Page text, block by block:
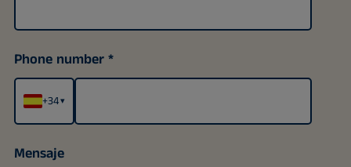
Phone number
+34▾
Mensaje